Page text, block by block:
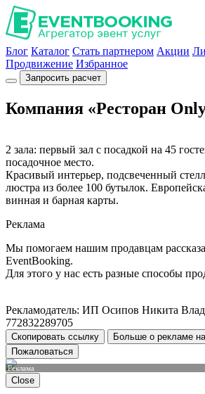
Блог Каталог Стать партнером Акции
Продвижение Избранное
Запросить расчет
Компания «Ресторан
2 зала: первый зал с посадкой на 45
посадочное место.
Красивый интерьер, подсвеченный
люстра из более 100 бутылок.
винная и барная карты.
Реклама
Мы помогаем нашим продавцам
EventBooking.
Для этого у нас есть разные способы
Рекламодатель: ИП Осипов Никита
772832289705
Скопировать ссылку
Больше о рекламе
Пожаловаться
Реклама
Close